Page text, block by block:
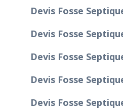
Devis Fosse
Devis Fosse
Devis Fosse
Devis Fosse
Devis Fosse